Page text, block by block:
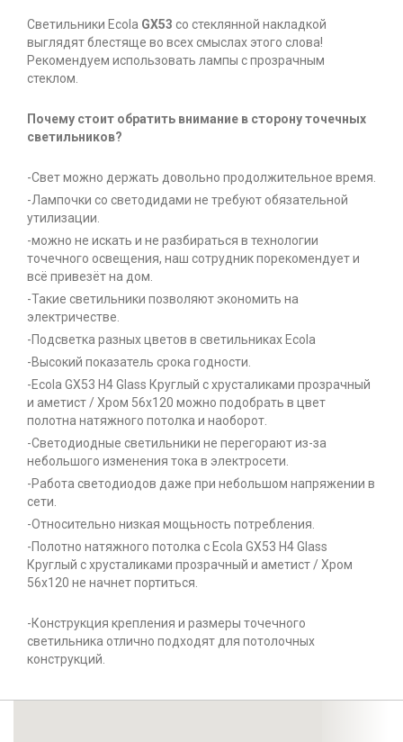
Светильники Ecola GX53 со стеклянной накладкой
выглядят блестяще во всех смыслах этого слова!
Рекомендуем использовать лампы с прозрачным
стеклом.
Почему стоит обратить внимание в сторону точечных
светильников?
-Свет можно держать довольно продолжительное время.
-Лампочки со светодидами не требуют обязательной
утилизации.
-можно не искать и не разбираться в технологии
точечного освещения, наш сотрудник порекомендует и
всё привезёт на дом.
-Такие светильники позволяют экономить на
электричестве.
-Подсветка разных цветов в светильниках Ecola
-Высокий показатель срока годности.
-Ecola GX53 H4 Glass Круглый с хрусталиками прозрачный
и аметист / Хром 56x120 можно подобрать в цвет
полотна натяжного потолка и наоборот.
-Светодиодные светильники не перегорают из-за
небольшого изменения тока в электросети.
-Работа светодиодов даже при небольшом напряжении в
сети.
-Относительно низкая мощьность потребления.
-Полотно натяжного потолка с Ecola GX53 H4 Glass
Круглый с хрусталиками прозрачный и аметист / Хром
56x120 не начнет портиться.
-Конструкция крепления и размеры точечного
светильника отлично подходят для потолочных
конструкций.